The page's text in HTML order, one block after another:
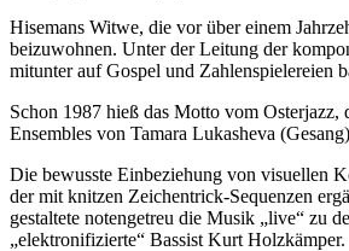
Hisemans Witwe, die vor über einem
beizuwohnen. Unter der Leitung der
mitunter auf Gospel und Zahlenspielereien
Schon 1987 hieß das Motto vom
Ensembles von Tamara Lukasheva
Die bewusste Einbeziehung von visuellen
der mit knitzen Zeichentrick-Sequenzen
gestaltete notengetreu die Musik „live“ zu
„elektronifizierte“ Bassist Kurt Holzkämper.